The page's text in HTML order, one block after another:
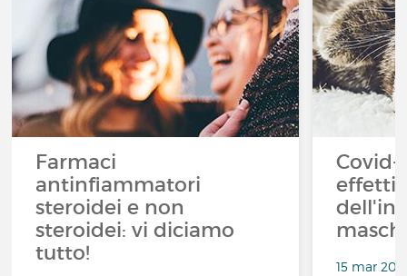
Farmaci
antinfiammatori
steroidei e non
steroidei: vi diciamo
tutto!
Covid-
effetti
15 mar